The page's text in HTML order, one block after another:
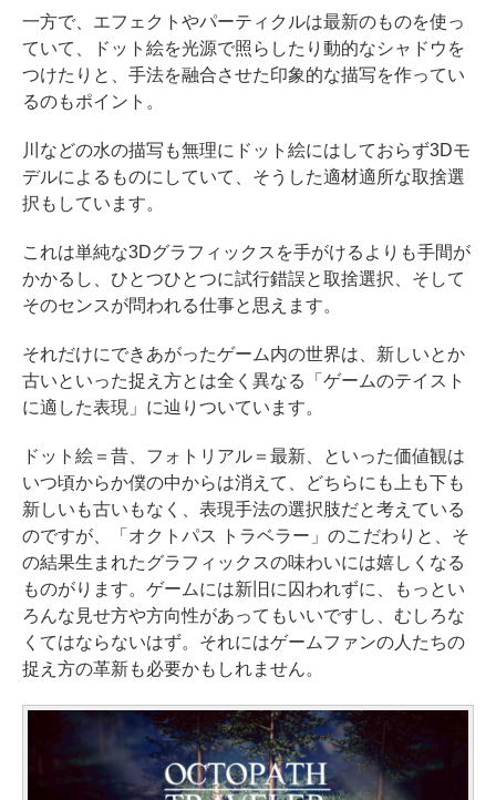
一方で、エフェクトやパーティクルは最新のものを使っ
ていて、ドット絵を光源で照らしたり動的なシャドウを
つけたりと、手法を融合させた印象的な描写を作ってい
るのもポイント。
川などの水の描写も無理にドット絵にはしておらず3Dモ
デルによるものにしていて、そうした適材適所な取捨選
択もしています。
これは単純な3Dグラフィックスを手がけるよりも手間が
かかるし、ひとつひとつに試行錯誤と取捨選択、そして
そのセンスが問われる仕事と思えます。
それだけにできあがったゲーム内の世界は、新しいとか
古いといった捉え方とは全く異なる「ゲームのテイスト
に適した表現」に辿りついています。
ドット絵＝昔、フォトリアル＝最新、といった価値観は
いつ頃からか僕の中からは消えて、どちらにも上も下も
新しいも古いもなく、表現手法の選択肢だと考えている
のですが、「オクトパス トラベラー」のこだわりと、そ
の結果生まれたグラフィックスの味わいには嬉しくなる
ものがります。ゲームには新旧に囚われずに、もっとい
ろんな見せ方や方向性があってもいいですし、むしろな
くてはならないはず。それにはゲームファンの人たちの
捉え方の革新も必要かもしれません。